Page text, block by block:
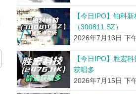
【今日IPO】铂科
（300811.SZ）
2026年7月13日 下
【今日IPO】胜宏
获唱多
2026年7月15日 下